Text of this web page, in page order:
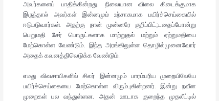
அவர்களைப் பாதிக்கின்றது. நிலையான விலை கிடைக்குமாக
இருந்தால் அவர்கள் இன்னமும் உற்சாகமாக பயிர்ச்செய்கையில்
ஈடுபடுவார்கள். அதற்கு நான் முன்னரே குறிப்பிட்;டதைப்போன்று
பெறுமதி சேர் பொருட்களாக மாற்றுதல் மற்றும் ஏற்றுமதியை
மேற்கொள்ள வேண்டும். இந்த அரங்கிலுள்ள தொழில்முனைவோர்
அதைக் கவனத்திலெடுக்க வேண்டும்.
எமது விவசாயிகளில் சிலர் இன்னமும் பாரம்பரிய முறையிலேயே
பயிர்ச்செய்கையை மேற்கொள்ள விரும்புகின்றனர். இன்று நவீன
முறைகள் பல வந்துள்ளன. அதன் ஊடாக குறைந்த முதலீட்டில்